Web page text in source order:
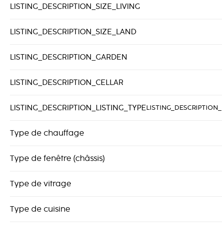
LISTING_DESCRIPTION_SIZE_LIVING
LISTING_DESCRIPTION_SIZE_LAND
LISTING_DESCRIPTION_GARDEN
LISTING_DESCRIPTION_CELLAR
LISTING_DESCRIPTION_LISTING_TYPE
Type de chauffage
Type de fenêtre (châssis)
Type de vitrage
Type de cuisine